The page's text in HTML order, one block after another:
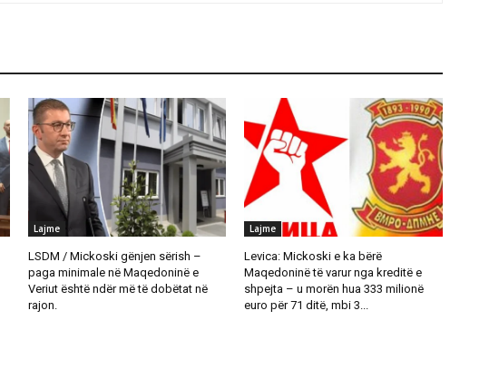
Lajme
LSDM / Mickoski gënjen sërish –
paga minimale në Maqedoninë e
Veriut është ndër më të dobëtat në
rajon.
Lajme
Levica: Mickoski e ka bërë
Maqedoninë të varur nga kreditë e
shpejta – u morën hua 333 milionë
euro për 71 ditë, mbi 3...